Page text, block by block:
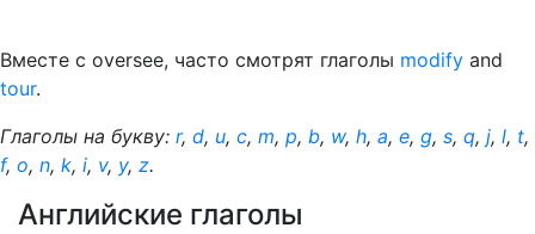
Вместе с oversee, часто смотрят глаголы modify and
tour.
Глаголы на букву: r, d, u, c, m, p, b, w, h, a, e, g, s, q, j, l, t,
f, o, n, k, i, v, y, z.
Английские глаголы